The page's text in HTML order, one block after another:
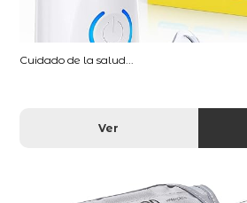
Cuidado de la salud...
Ver